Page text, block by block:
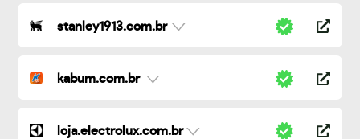
stanley1913.com.br
kabum.com.br
loja.electrolux.com.br